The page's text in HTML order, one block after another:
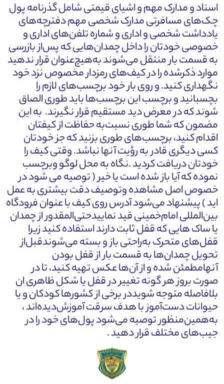
اسناد و مدارک مهم و اشیای قیمتی شامل گذرنامه پول
چک‌های مسافرتی مدارک شخصی مهم دفترچه‌های
یادداشت شخصی و اداری و شماره تلفن‌های اداری و
خصوصی خودتان را داخل چمدان‌هایی که پس‌از بازرسی
به قسمت بار منتقل می‌شوند به‌هیچ‌عنوان قرار ندهید
موارد ذکرشده را در کیف‌های رمزدار مخصوص نزد خود
نگهداری کنید. و روی بار خود برچسب‌های لازم را
بچسبانید و برچسب این برچسب‌ها باید طوری الصاق
شوند که در معرض دید مستقیم قرار نگیرند. به این
مضمون که شما طوری نسبت‌به حفاظت از کیفتان
اقدام کنید، برچسب‌های طوری بزنید که جز خودتان
کسی دیگری قادر به رؤیت آنها نباشد. وقتی کیف را
خودتان دریافت کردید .نگاه به محل لوگو وبرچسب
نموده که آیا باز شده است یا خیر ( توصیه می شود در
خصوص اصل مشاهده وتوصیف دقت بیشتری به عمل
اید ) پیشنهاد می‌شود آدرس روی کیف با عنوان فرودگاه
بین‌المللی امام‌خمینی قید نماییدحتی‌المقدور از چمدان
یا ساک هایی که قفل ثابت دارند استفاده کنید زیرا
قفل‌های متحرک به‌راحتی باز و بسته می‌شوندقبل‌از
تحویل چمدان‌ها به قسمت بار از قفل بودن
آنهامطمئن شده و از آن‌ها عکس تهیه کنید، تا در
صورت بروز هر گونه تغییر در قفل یا شکل ظاهری ان
بلافاصله متوجه شویددر برخی از کشورها کودکان و یا
حیوانات دست‌آموز با هدف سرقت آموزش‌دیده‌اند ،
به‌همین‌منظور توصیه می‌شود پول‌های خود را در
جیب‌های مختلف قرار دهید .